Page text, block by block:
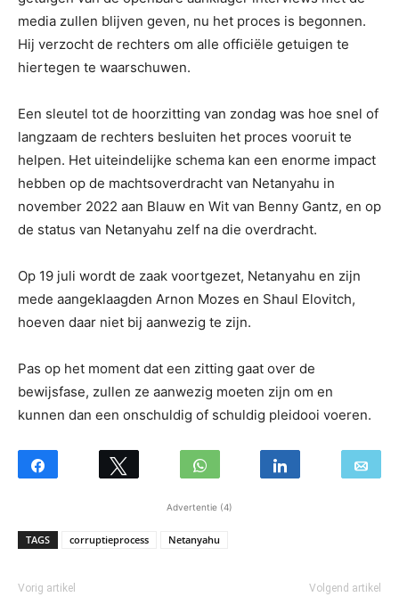
media zullen blijven geven, nu het proces is begonnen.
Hij verzocht de rechters om alle officiële getuigen te
hiertegen te waarschuwen.
Een sleutel tot de hoorzitting van zondag was hoe snel of
langzaam de rechters besluiten het proces vooruit te
helpen. Het uiteindelijke schema kan een enorme impact
hebben op de machtsoverdracht van Netanyahu in
november 2022 aan Blauw en Wit van Benny Gantz, en op
de status van Netanyahu zelf na die overdracht.
Op 19 juli wordt de zaak voortgezet, Netanyahu en zijn
mede aangeklaagden Arnon Mozes en Shaul Elovitch,
hoeven daar niet bij aanwezig te zijn.
Pas op het moment dat een zitting gaat over de
bewijsfase, zullen ze aanwezig moeten zijn om en
kunnen dan een onschuldig of schuldig pleidooi voeren.
Advertentie (4)
TAGS corruptieprocess Netanyahu
Vorig artikel Volgend artikel